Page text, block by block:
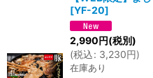
[YF-20]
2,990円(税別)
(税込: 3,230円)
在庫あり